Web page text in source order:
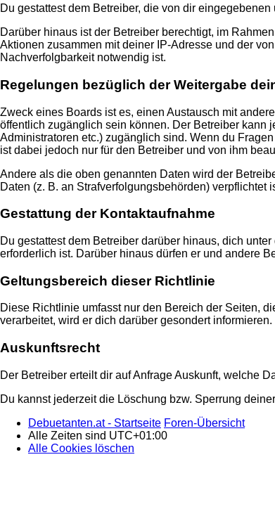
Du gestattest dem Betreiber, die von dir
Darüber hinaus ist der Betreiber berechtigt, im
Aktionen zusammen mit deiner IP-Adresse und der
Nachverfolgbarkeit notwendig ist.
Regelungen bezüglich der Weitergabe
Zweck eines Boards ist es, einen Austausch mit
öffentlich zugänglich sein können. Der Betreiber kann
Administratoren etc.) zugänglich sind. Wenn du
ist dabei jedoch nur für den Betreiber und von ihm
Andere als die oben genannten Daten wird der
Daten (z. B. an Strafverfolgungsbehörden)
Gestattung der Kontaktaufnahme
Du gestattest dem Betreiber darüber hinaus, dich
erforderlich ist. Darüber hinaus dürfen er und andere
Geltungsbereich dieser Richtlinie
Diese Richtlinie umfasst nur den Bereich der Seiten,
verarbeitet, wird er dich darüber gesondert informieren.
Auskunftsrecht
Der Betreiber erteilt dir auf Anfrage Auskunft, welche
Du kannst jederzeit die Löschung bzw. Sperrung
Debuetanten.at - Startseite Foren-Übersicht
Alle Zeiten sind UTC+01:00
Alle Cookies löschen